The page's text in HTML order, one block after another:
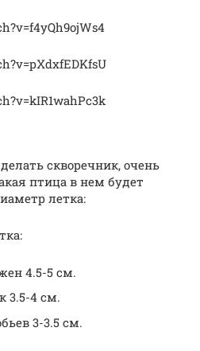
скворечник, очень
птица в нем будет
летка:
4.5-5 см.
3.5-4 см.
3-3.5 см.